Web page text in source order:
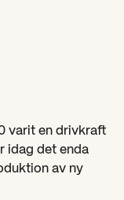
varit en drivkraft
idag det enda
av ny